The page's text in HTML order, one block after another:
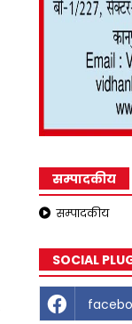
सम्पादकीय
सम्पादकीय
SOCIAL